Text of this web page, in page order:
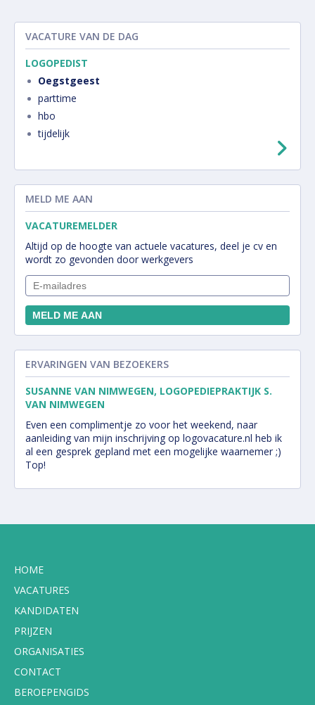
VACATURE VAN DE DAG
LOGOPEDIST
Oegstgeest
parttime
hbo
tijdelijk
MELD ME AAN
VACATUREMELDER
Altijd op de hoogte van actuele vacatures, deel je cv en
wordt zo gevonden door werkgevers
ERVARINGEN VAN BEZOEKERS
SUSANNE VAN NIMWEGEN, LOGOPEDIEPRAKTIJK S.
VAN NIMWEGEN
Even een complimentje zo voor het weekend, naar
aanleiding van mijn inschrijving op logovacature.nl heb ik
al een gesprek gepland met een mogelijke waarnemer ;)
Top!
HOME
VACATURES
KANDIDATEN
PRIJZEN
ORGANISATIES
CONTACT
BEROEPENGIDS